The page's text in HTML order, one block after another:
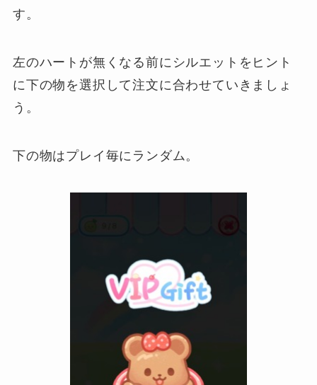
す。
左のハートが無くなる前にシルエットをヒント
に下の物を選択して注文に合わせていきましょ
う。
下の物はプレイ毎にランダム。